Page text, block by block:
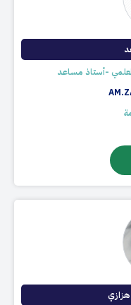
العلمي -أستاذ مساعد